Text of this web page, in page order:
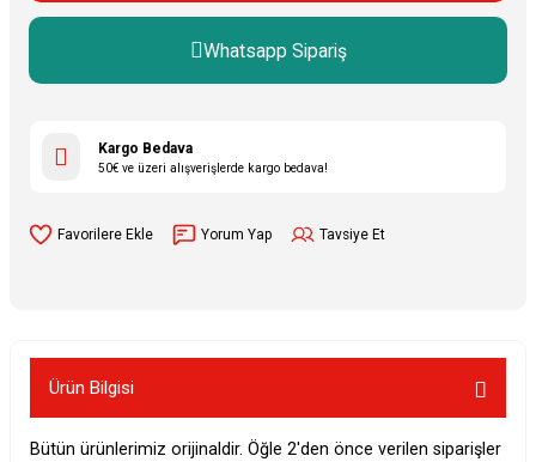
Whatsapp Sipariş
Kargo Bedava
50€ ve üzeri alışverişlerde kargo bedava!
Yorum Yap Tavsiye Et
Ürün Bilgisi
Bütün ürünlerimiz orijinaldir. Öğle 2'den önce verilen siparişler